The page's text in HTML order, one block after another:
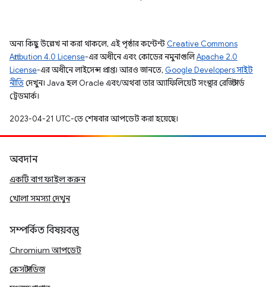
অন্য কিছু উল্লেখ না করা থাকলে, এই পৃষ্ঠার কন্টেন্ট Creative Commons
Attribution 4.0 License-এর অধীনে এবং কোডের নমুনাগুলিApache 2.0
License-এর অধীনে লাইসেন্স প্রাপ্ত। আরও জানতে, Google Developers সাইট
নীতিদেখুন। Java হল Oracle এবং/অথবা তার অ্যাফিলিয়েট সংস্থার রেজিস্টার্ড
ট্রেডমার্ক।
2023-04-21 UTC-তে শেষবার আপডেট করা হয়েছে।
অবদান
একটি বাগ ফাইল করুন
খোলা সমস্যা দেখুন
সম্পর্কিত বিষয়বস্তু
Chromium আপডেট
কেস স্টাডিজ